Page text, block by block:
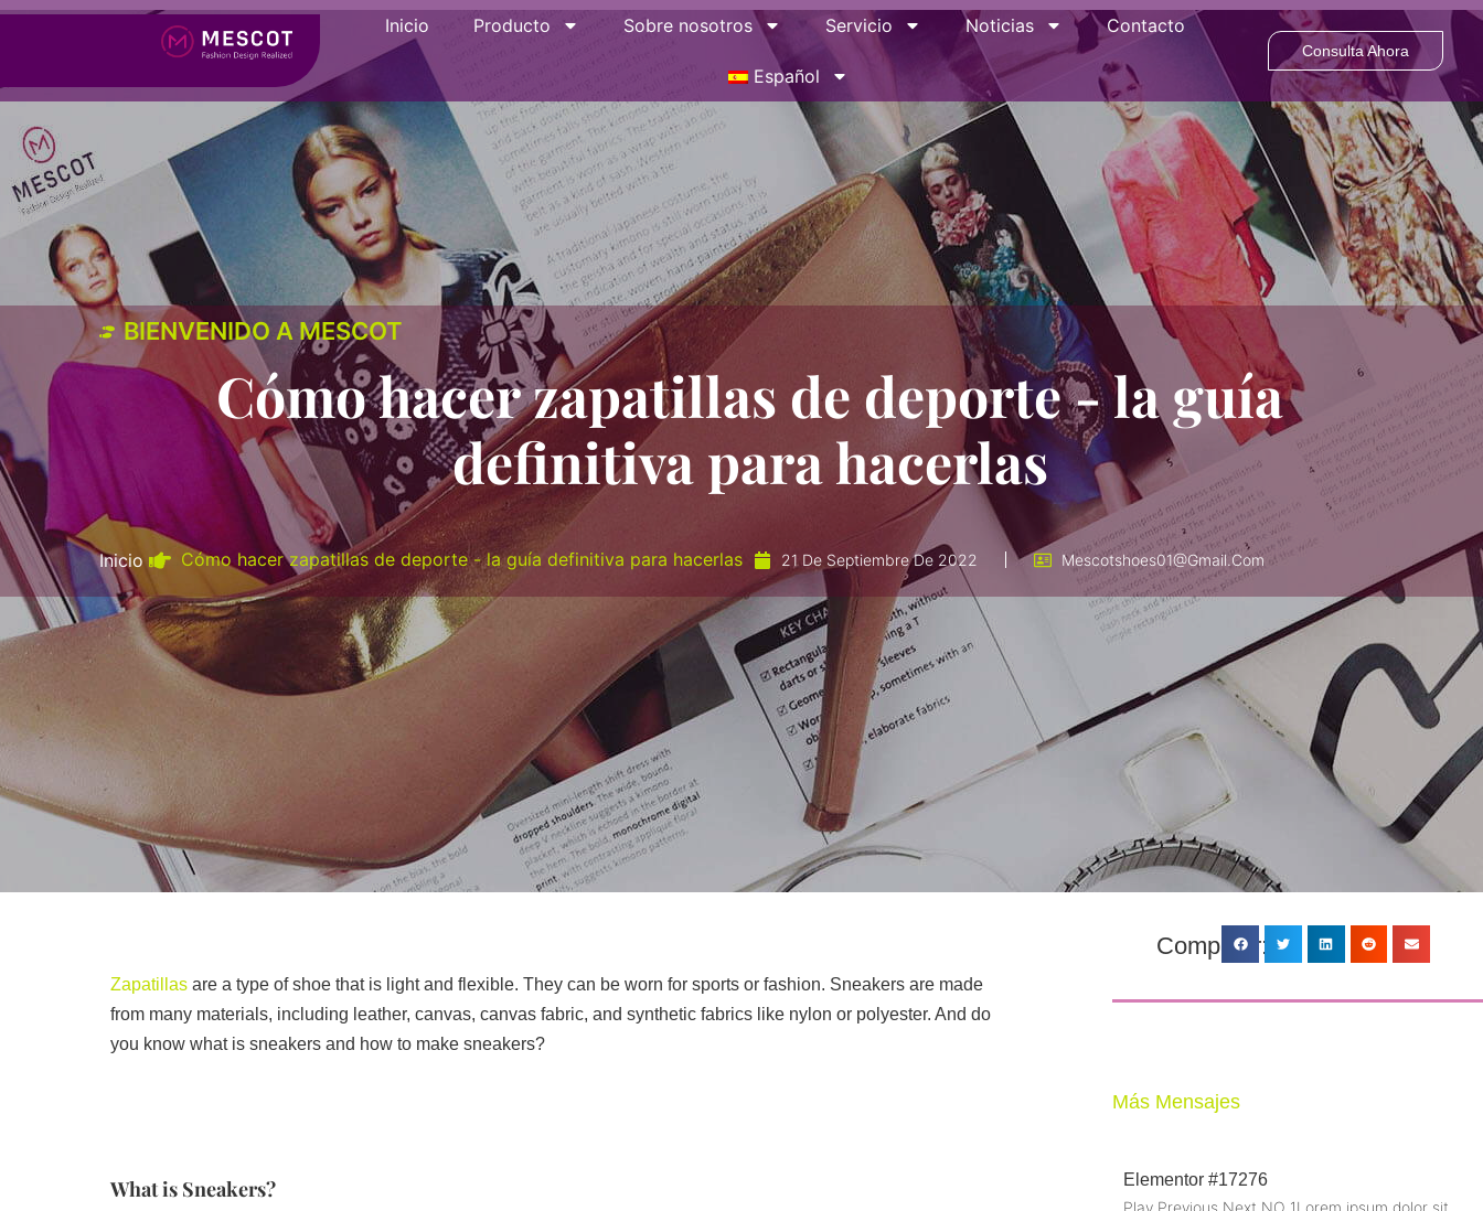
Inicio Producto Sobre nosotros Servicio Noticias Contacto
Español
Consulta Ahora
BIENVENIDO A MESCOT
Cómo hacer zapatillas de deporte - la guía
definitiva para hacerlas
Inicio Cómo hacer zapatillas de deporte - la guía definitiva para hacerlas 21 De Septiembre De 2022 Mescotshoes01@gmail.com
Zapatillas are a type of shoe that is light and flexible. They can be worn for sports or fashion. Sneakers are made
from many materials, including leather, canvas, canvas fabric, and synthetic fabrics like nylon or polyester. And do
you know what is sneakers and how to make sneakers?
What is Sneakers?
Compartir:
Más Mensajes
Elementor #17276